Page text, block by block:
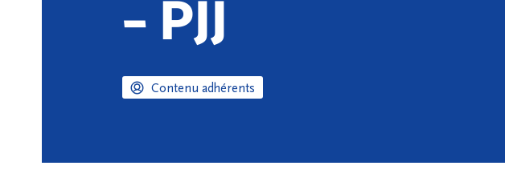
– PJJ
Contenu adhérents